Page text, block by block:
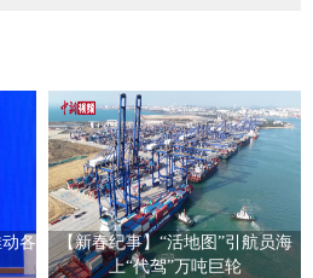
各
【新春纪事】“活地图”引航员海
上“代驾”万吨巨轮